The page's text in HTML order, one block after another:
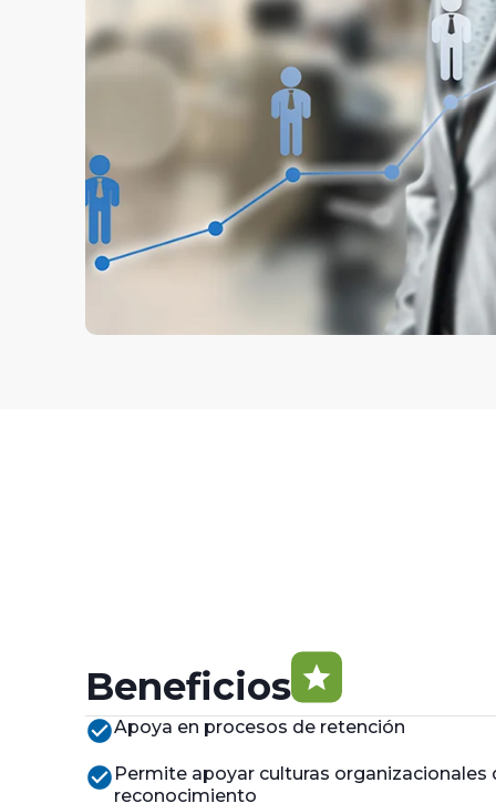
Beneficios star
check_circleApoya en procesos de retención
check_circle Permite apoyar culturas organizacionales
reconocimiento